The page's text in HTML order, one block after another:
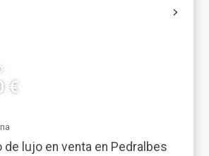
€
de lujo en venta en Pedralbes